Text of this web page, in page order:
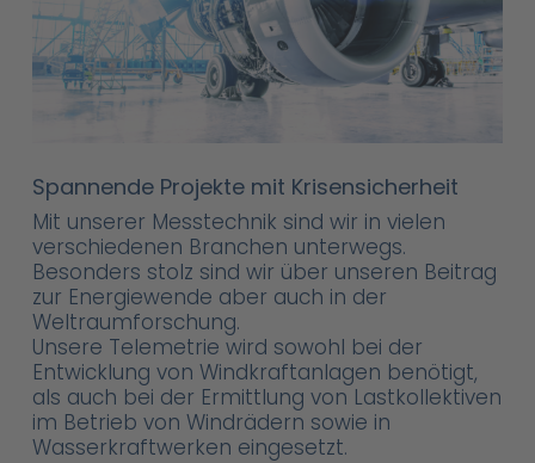
Spannende Projekte mit Krisensicherheit
Mit unserer Messtechnik sind wir in vielen
verschiedenen Branchen unterwegs.
Besonders stolz sind wir über unseren Beitrag
zur Energiewende aber auch in der
Weltraumforschung.
Unsere Telemetrie wird sowohl bei der
Entwicklung von Windkraftanlagen benötigt,
als auch bei der Ermittlung von Lastkollektiven
im Betrieb von Windrädern sowie in
Wasserkraftwerken eingesetzt.